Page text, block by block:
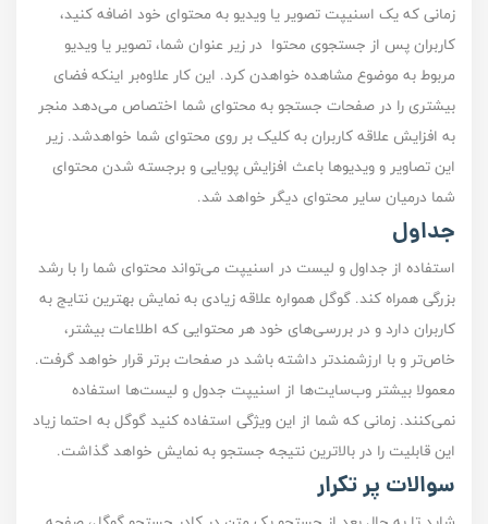
زمانی که یک اسنیپت تصویر یا ویدیو به محتوای خود اضافه کنید،
کاربران پس از جستجوی محتوا در زیر عنوان شما، تصویر یا ویدیو
مربوط به موضوع مشاهده خواهدن کرد. این کار علاوه‌بر اینکه فضای
بیشتری را در صفحات جستجو به محتوای شما اختصاص می‌دهد منجر
به افزایش علاقه کاربران به کلیک بر روی محتوای شما خواهد‌شد. زیر
این تصاویر و ویدیو‌ها باعث افزایش پویایی و برجسته شدن محتوای
شما درمیان سایر محتوای دیگر خواهد شد.
جداول
استفاده از جداول و لیست در اسنیپت می‌تواند محتوای شما را با رشد
بزرگی همراه کند. گوگل همواره علاقه زیادی به نمایش بهترین نتایج به
کاربران دارد و در بررسی‌های خود هر محتوایی که اطلاعات بیشتر،
خاص‌تر و با ارزشمندتر داشته باشد در صفحات برتر قرار خواهد گرفت.
معمولا بیشتر وب‌سایت‌ها از اسنیپت جدول و لیست‌ها استفاده
نمی‌کنند. زمانی که شما از این ویژگی استفاده کنید گوگل به احتما زیاد
این قابلیت را در بالا‌ترین نتیجه جستجو به نمایش خواهد گذاشت.
سوالات پر تکرار